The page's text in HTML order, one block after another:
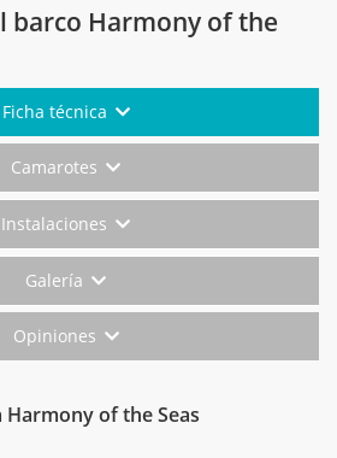
barco Harmony of the
Ficha técnica
Camarotes
Instalaciones
Galería
Opiniones
Harmony of the Seas